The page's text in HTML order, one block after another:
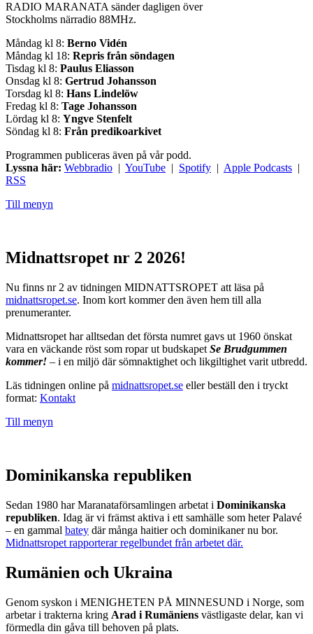
RADIO MARANATA sänder dagligen över
Stockholms närradio 88MHz.
Måndag kl 8: Berno Vidén
Måndag kl 18: Repris från söndagen
Tisdag kl 8: Paulus Eliasson
Onsdag kl 8: Gertrud Johansson
Torsdag kl 8: Hans Lindelöw
Fredag kl 8: Tage Johansson
Lördag kl 8: Yngve Stenfelt
Söndag kl 8: Från predikoarkivet
Programmen publiceras även på vår podd.
Lyssna här: Webbradio | YouTube | Spotify | Apple Podcasts |
RSS
Till menyn
Midnattsropet nr 2 2026!
Nu finns nr 2 av tidningen MIDNATTSROPET att läsa på
midnattsropet.se. Inom kort kommer den även hem till alla
prenumeranter.
Midnattsropet har alltsedan det första numret gavs ut 1960 önskat
vara en väckande röst som ropar ut budskapet Se Brudgummen
kommer! – i en miljö där sömnaktighet och likgiltighet varit utbredd.
Läs tidningen online på midnattsropet.se eller beställ den i tryckt
format: Kontakt
Till menyn
Dominikanska republiken
Sedan 1980 har Maranataförsamlingen arbetat i Dominikanska
republiken. Idag är vi främst aktiva i ett samhälle som heter Palavé
– en gammal batey där många haitier och dominikaner nu bor.
Midnattsropet rapporterar regelbundet från arbetet där.
Rumänien och Ukraina
Genom syskon i MENIGHETEN PÅ MINNESUND i Norge, som
arbetar i trakterna kring Arad i Rumäniens västligaste delar, kan vi
förmedla din gåva till behoven på plats.